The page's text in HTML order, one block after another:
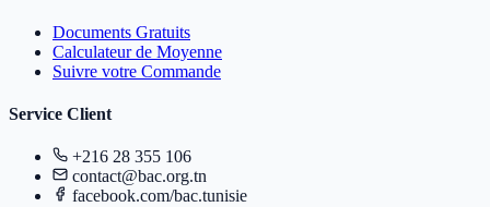
Documents Gratuits
Calculateur de Moyenne
Suivre votre Commande
Service Client
+216 28 355 106
contact@bac.org.tn
facebook.com/bac.tunisie